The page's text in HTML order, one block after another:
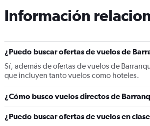
Información
¿Puedo buscar ofertas de vuelos de
Sí, además de ofertas de vuelos de
que incluyen tanto vuelos como hoteles.
¿Cómo busco vuelos directos de
¿Puedo buscar ofertas de vuelos en